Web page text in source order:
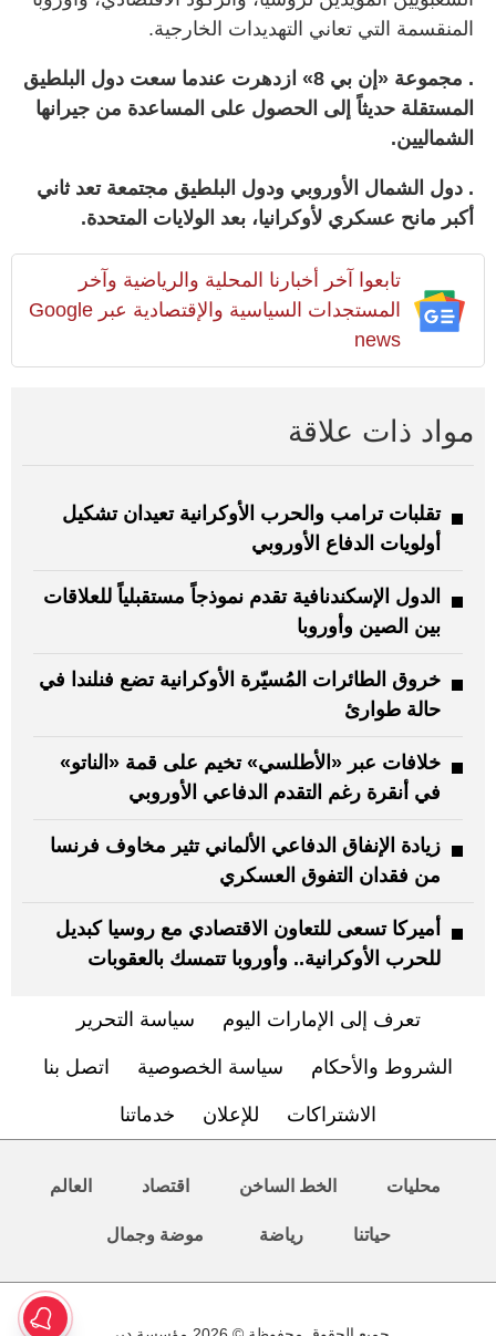
المنقسمة التي تعاني التهديدات الخارجية.
. مجموعة «إن بي 8» ازدهرت عندما سعت دول البلطيق
المستقلة حديثاً إلى الحصول على المساعدة من جيرانها
الشماليين.
. دول الشمال الأوروبي ودول البلطيق مجتمعة تعد ثاني
أكبر مانح عسكري لأوكرانيا، بعد الولايات المتحدة.
تابعوا آخر أخبارنا المحلية والرياضية وآخر
المستجدات السياسية والإقتصادية عبر Google
news
مواد ذات علاقة
تقلبات ترامب والحرب الأوكرانية تعيدان تشكيل
أولويات الدفاع الأوروبي
الدول الإسكندنافية تقدم نموذجاً مستقبلياً للعلاقات
بين الصين وأوروبا
خروق الطائرات المُسيّرة الأوكرانية تضع فنلندا في
حالة طوارئ
خلافات عبر «الأطلسي» تخيم على قمة «الناتو»
في أنقرة رغم التقدم الدفاعي الأوروبي
زيادة الإنفاق الدفاعي الألماني تثير مخاوف فرنسا
من فقدان التفوق العسكري
أميركا تسعى للتعاون الاقتصادي مع روسيا كبديل
للحرب الأوكرانية.. وأوروبا تتمسك بالعقوبات
تعرف إلى الإمارات اليوم سياسة التحرير
الشروط والأحكام سياسة الخصوصية اتصل بنا
الاشتراكات للإعلان خدماتنا
محليات الخط الساخن اقتصاد العالم
حياتنا رياضة موضة وجمال